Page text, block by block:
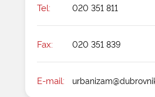
Tel: 020 351 811
Fax: 020 351 839
E-mail: